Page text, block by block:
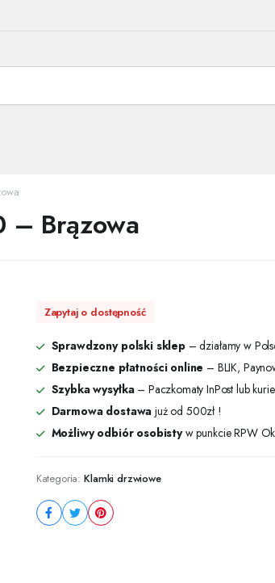
– Brązowa
Zapytaj o dostępność
Sprawdzony polski sklep – działamy w
Bezpieczne płatności online – BLIK,
Szybka wysyłka– Paczkomaty InPost lub
Darmowa dostawa już od 500zł !
Możliwy odbiór osobistyw punkcie RPW
Kategoria: Klamki drzwiowe